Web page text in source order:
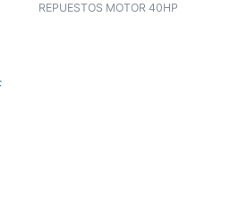
REPUESTOS MOTOR 40HP